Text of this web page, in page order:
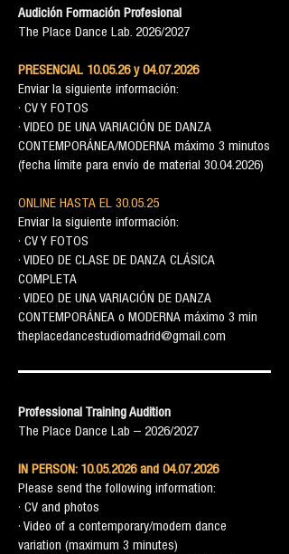
Audición Formación Profesional
The Place Dance Lab. 2026/2027
PRESENCIAL 10.05.26 y 04.07.2026
Enviar la siguiente información:
· CV Y FOTOS
· VIDEO DE UNA VARIACIÓN DE DANZA
CONTEMPORÁNEA/MODERNA máximo 3 minutos
(fecha límite para envío de material 30.04.2026)
ONLINE HASTA EL 30.05.25
Enviar la siguiente información:
· CV Y FOTOS
· VIDEO DE CLASE DE DANZA CLÁSICA
COMPLETA
· VIDEO DE UNA VARIACIÓN DE DANZA
CONTEMPORÁNEA o MODERNA máximo 3 min
theplacedancestudiomadrid@gmail.com
Professional Training Audition
The Place Dance Lab – 2026/2027
IN PERSON: 10.05.2026and 04.07.2026
Please send the following information:
· CV and photos
· Video of a contemporary/modern dance
variation (maximum 3 minutes)